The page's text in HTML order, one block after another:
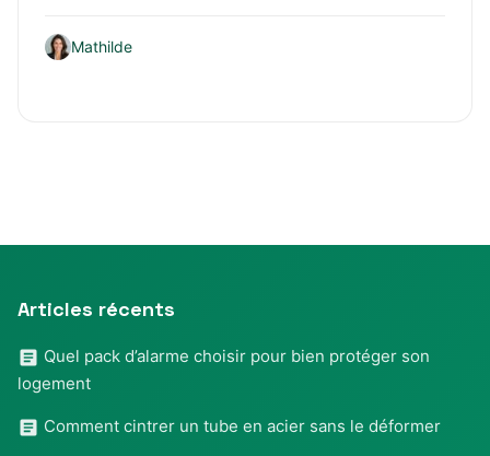
Mathilde
Articles récents
Quel pack d’alarme choisir pour bien protéger son
logement
Comment cintrer un tube en acier sans le déformer